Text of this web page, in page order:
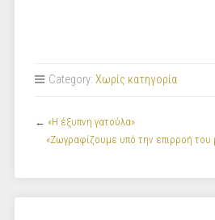
Category: Χωρίς κατηγορία
← «Η έξυπνη γατούλα»
«Ζωγραφίζουμε υπό την επιρροή του